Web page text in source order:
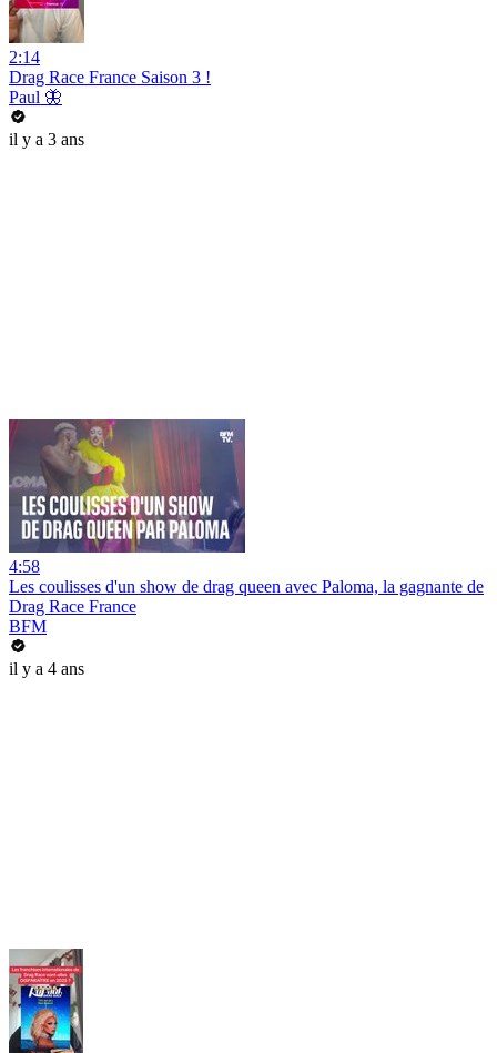
2:14
Drag Race France Saison 3 !
Paul 🦋
il y a 3 ans
4:58
Les coulisses d'un show de drag queen avec Paloma, la gagnante de
Drag Race France
BFM
il y a 4 ans